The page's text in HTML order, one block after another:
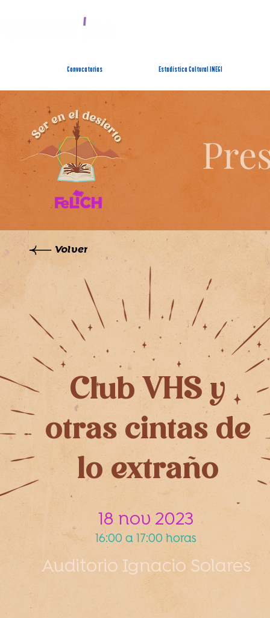
Convocatorias Estadística Cultural INEGI
Volver
Club VHS y
otras cintas de
lo extraño
18 nov 2023
16:00 a 17:00 horas
Auditorio Ignacio Solares